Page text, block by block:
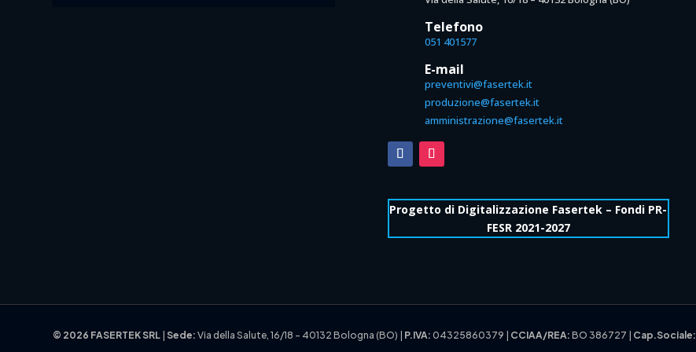
Telefono
051 401577
E-mail
preventivi@fasertek.it
produzione@fasertek.it
amministrazione@fasertek.it
Progetto di Digitalizzazione Fasertek – Fondi PR-
FESR 2021-2027
© 2026 FASERTEK SRL | Sede:Via della Salute, 16/18 – 40132 Bologna (BO) | P.IVA:04325860379 | CCIAA/REA:BO 386727 | Cap.Sociale: